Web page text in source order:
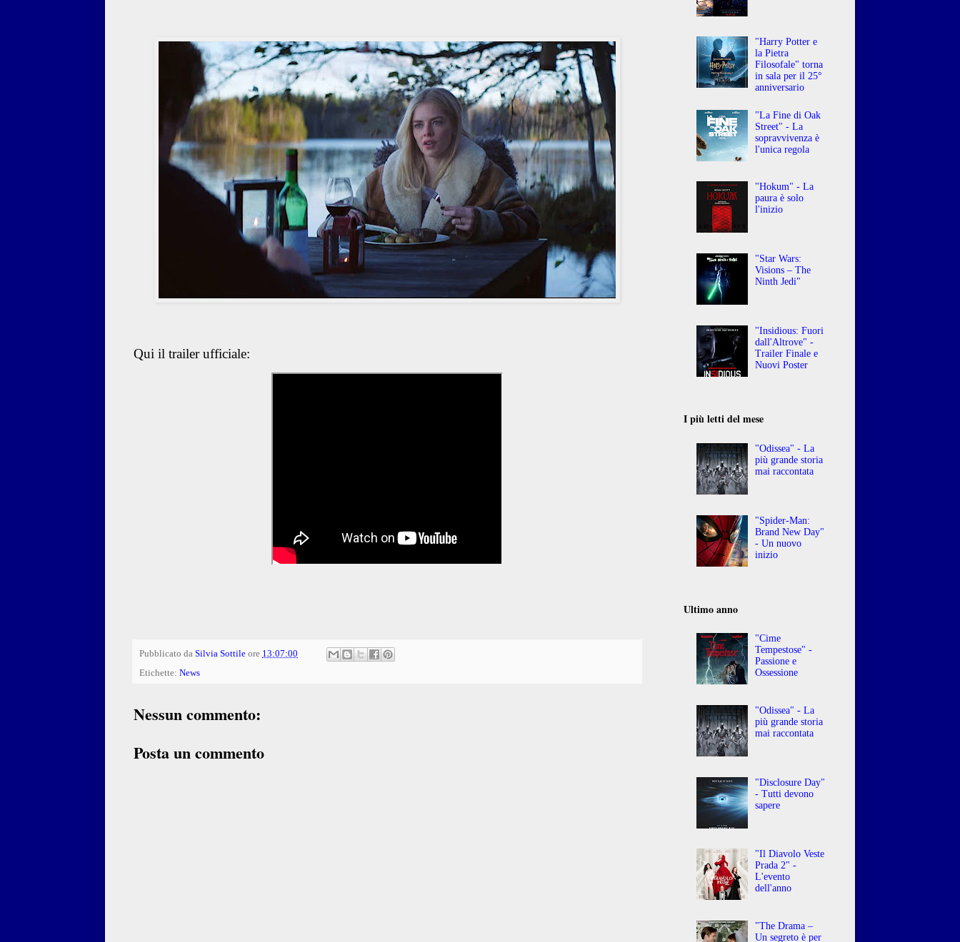
Qui il trailer ufficiale:
Pubblicato da Silvia Sottile ore 13:07:00
Etichette: News
Nessun commento:
Posta un commento
"Harry Potter e
la Pietra
Filosofale" torna
in sala per il 25°
anniversario
"La Fine di Oak
Street" - La
sopravvivenza è
l'unica regola
"Hokum" - La
paura è solo
l'inizio
"Star Wars:
Visions – The
Ninth Jedi"
"Insidious: Fuori
dall'Altrove" -
Trailer Finale e
Nuovi Poster
I più letti del mese
"Odissea" - La
più grande storia
mai raccontata
"Spider-Man:
Brand New Day"
- Un nuovo
inizio
Ultimo anno
"Cime
Tempestose" -
Passione e
Ossessione
"Odissea" - La
più grande storia
mai raccontata
"Disclosure Day"
- Tutti devono
sapere
"Il Diavolo Veste
Prada 2" -
L'evento
dell'anno
"The Drama –
Un segreto è per